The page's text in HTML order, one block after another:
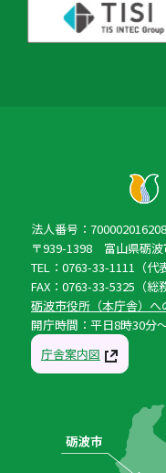
法人番号：
〒939-1398 富山県砺波
TEL：0763-33-1111（代
FAX：0763-33-5325（総
砺波市役所（本庁舎）へ
開庁時間：平日8時30分
庁舎案内図